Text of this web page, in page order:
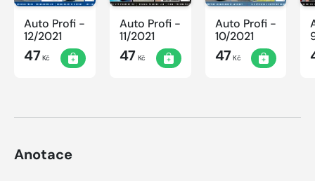
Auto Profi -
12/2021
47 Kč
Auto Profi -
11/2021
47 Kč
Auto Profi -
10/2021
47Kč
Anotace